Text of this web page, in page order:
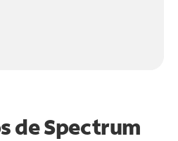
de Spectrum